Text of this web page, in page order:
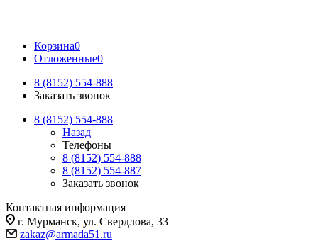
Корзина0
Отложенные0
8 (8152) 554-888
Заказать звонок
8 (8152) 554-888
Назад
Телефоны
8 (8152) 554-888
8 (8152) 554-887
Заказать звонок
Контактная информация
г. Мурманск, ул. Свердлова, 33
zakaz@armada51.ru